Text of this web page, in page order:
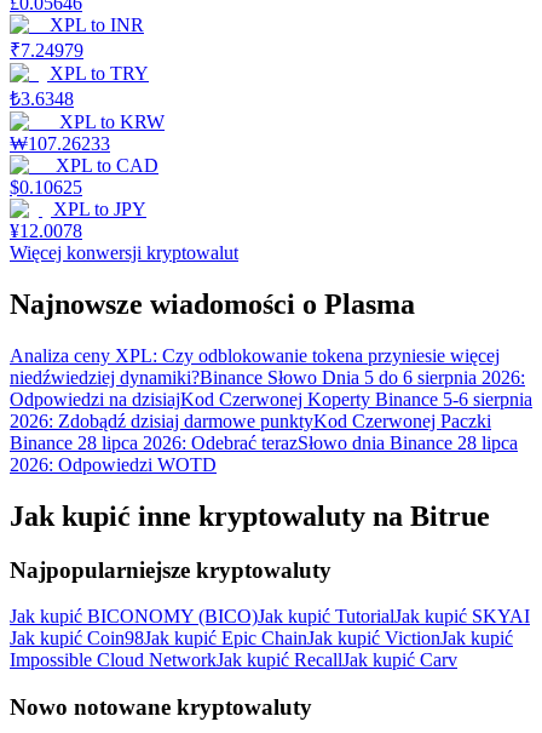
XPL to INR
₹7.24979
XPL to TRY
₺3.6348
XPL to KRW
₩107.26233
XPL to CAD
$0.10625
XPL to JPY
¥12.0078
Więcej konwersji kryptowalut
Najnowsze wiadomości o Plasma
Analiza ceny XPL: Czy odblokowanie tokena przyniesie więcej
niedźwiedziej dynamiki?Binance Słowo Dnia 5 do 6 sierpnia 2026:
Odpowiedzi na dzisiajKod Czerwonej Koperty Binance 5-6 sierpnia
2026: Zdobądź dzisiaj darmowe punktyKod Czerwonej Paczki
Binance 28 lipca 2026: Odebrać terazSłowo dnia Binance 28 lipca
2026: Odpowiedzi WOTD
Jak kupić inne kryptowaluty na Bitrue
Najpopularniejsze kryptowaluty
Jak kupić BICONOMY (BICO)Jak kupić TutorialJak kupić SKYAI
Jak kupić Coin98Jak kupić Epic ChainJak kupić VictionJak kupić
Impossible Cloud NetworkJak kupić RecallJak kupić Carv
Nowo notowane kryptowaluty